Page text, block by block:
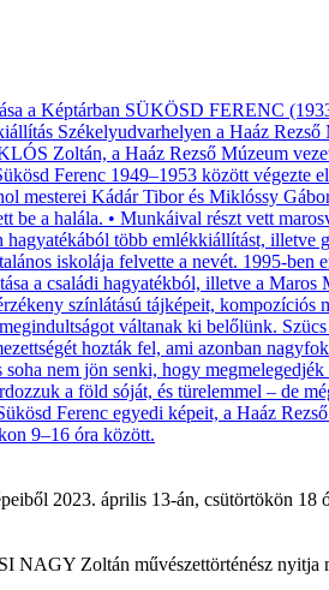
2023. április 13-án, csütörtökön
NAGY Zoltán művészettörténész nyitja